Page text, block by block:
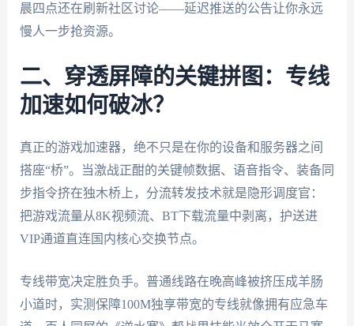
晨四点还在刷新社区讨论——延迟推送的公告让你永远
慢人一步抢资源。
二、穿透屏障的关键拼图：专线
加速如何破冰？
真正的游戏加速器，绝不只是在你的设备和服务器之间
搭座“桥”。当激战正酣的关键帧数据、语音指令、装备同
步指令挤在独木桥上，分流转发技术就是隐形调度官：
把游戏流量从8K视频流、BT下载流量中剥离，护送进
VIP通道直连国内核心交换节点。
专线带宽决定胜负手。普通线路在晚高峰被挤压成羊肠
小道时，实测保障100M独享带宽的专线就像拥有应急车